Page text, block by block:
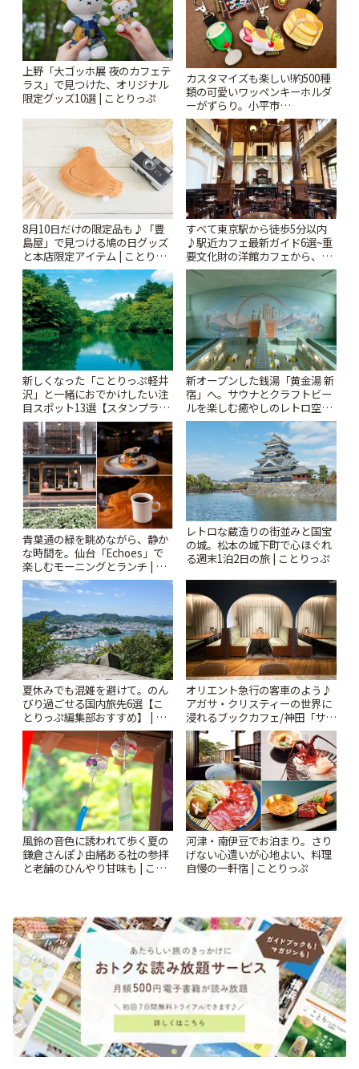
上野「大ゴッホ展 夜のカフェテ
ラス」で見つけた、オリジナル
限定グッズ10選 | ことりっぷ
カスタマイズも楽しい!約500種
類の可愛いワッペンキーホルダ
ーがずらり。小平市
「Kimamaya T&K」 | ことりっ
ぷ
8月10日だけの限定品も♪「豊
島屋」で見つける鳩の日グッズ
と本店限定アイテム | ことりっ
ぷ
すべて東京駅から徒歩5分以内
♪駅近カフェ最新ガイド6選~重
要文化財の洋館カフェから、改
札すぐのレトロ喫茶まで~ | こと
新しくなった「ことりっぷ軽井
沢」と一緒におでかけしたい注
目スポット13選【スタンプラリ
ー開催中】 | ことりっぷ
新オープンした銭湯「黄金湯 新
宿」へ。サウナとクラフトビー
ルを楽しむ癒やしのレトロ空間
| ことりっぷ
青葉通の緑を眺めながら、静か
な時間を。仙台「Echoes」で
楽しむモーニングとランチ | こ
とりっぷ
レトロな蔵造りの街並みと国宝
の城。松本の城下町で心ほぐれ
る週末1泊2日の旅 | ことりっぷ
夏休みでも混雑を避けて。のん
びり過ごせる国内旅先6選【こ
とりっぷ編集部おすすめ】 | こ
とりっぷ
オリエント急行の客車のよう♪
アガサ・クリスティーの世界に
浸れるブックカフェ/神田「サロ
ンクリスティ」 | ことりっぷ
風鈴の音色に誘われて歩く夏の
鎌倉さんぽ♪由緒ある社の参拝
と老舗のひんやり甘味も | こと
河津・南伊豆でお泊まり。さり
げない心遣いが心地よい、料理
自慢の一軒宿 | ことりっぷ